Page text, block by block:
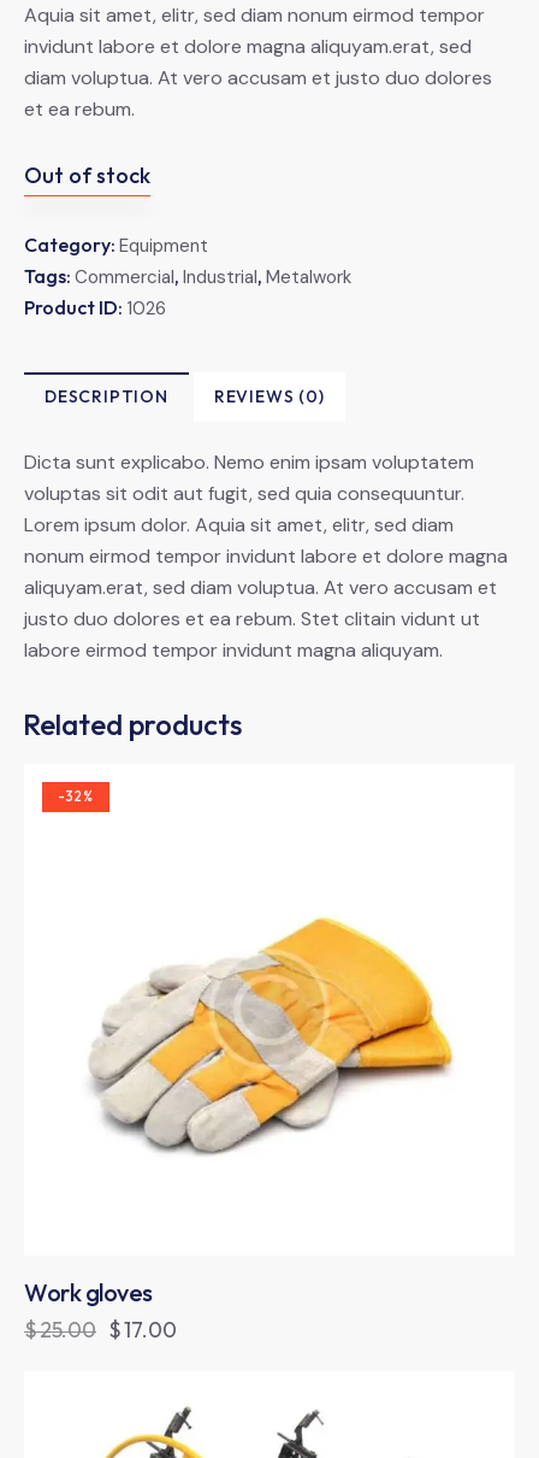
Aquia sit amet, elitr, sed diam nonum eirmod tempor
invidunt labore et dolore magna aliquyam.erat, sed
diam voluptua. At vero accusam et justo duo dolores
et ea rebum.
Out of stock
Category: Equipment
Tags: Commercial, Industrial, Metalwork
Product ID: 1026
DESCRIPTION REVIEWS (0)
Dicta sunt explicabo. Nemo enim ipsam voluptatem
voluptas sit odit aut fugit, sed quia consequuntur.
Lorem ipsum dolor. Aquia sit amet, elitr, sed diam
nonum eirmod tempor invidunt labore et dolore magna
aliquyam.erat, sed diam voluptua. At vero accusam et
justo duo dolores et ea rebum. Stet clitain vidunt ut
labore eirmod tempor invidunt magna aliquyam.
Related products
-32%
Work gloves
$25.00 $17.00